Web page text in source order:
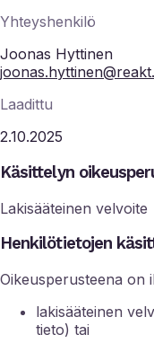
Yhteyshenkilö
Joonas Hyttinen
Laadittu
2.10.2025
Käsittelyn
Lakisääteinen velvoite
Henkilötietojen
Oikeusperusteena on
lakisääteinen
tieto) tai